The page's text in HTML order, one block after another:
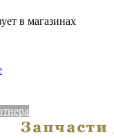
в магазинах